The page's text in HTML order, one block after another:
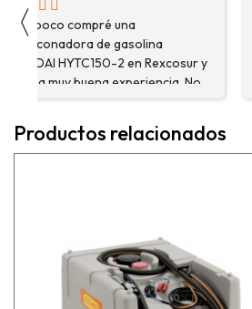
〈
Hace poco compré una
destoconadora de gasolina
HYUNDAI HYTC150-2 en Rexcosur y
fue una muy buena experiencia. No
solo me encontré el producto que
asesoraron y explicaron con
detalle para asegurarme de que
contactactanto me explicó todo￼
En general, la recomiendo, he
vuelto a comprar, tengo varios
pedidos en proceso y muy
Productos relacionados